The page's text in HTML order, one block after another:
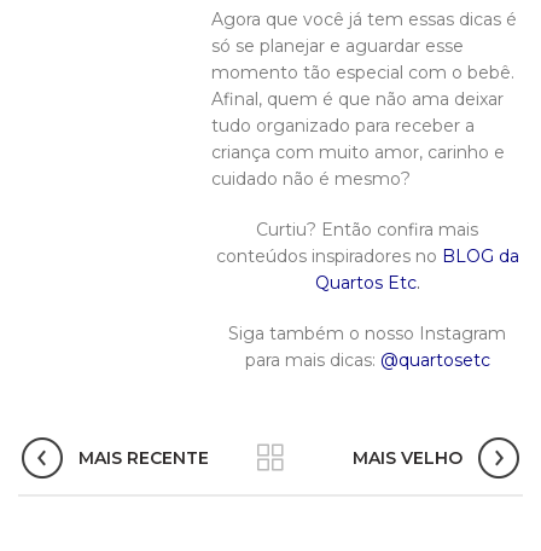
Agora que você já tem essas dicas é
só se planejar e aguardar esse
momento tão especial com o bebê.
Afinal, quem é que não ama deixar
tudo organizado para receber a
criança com muito amor, carinho e
cuidado não é mesmo?
Curtiu? Então confira mais
conteúdos inspiradores no BLOG da
Quartos Etc.
Siga também o nosso Instagram
para mais dicas: @quartosetc
MAIS RECENTE MAIS VELHO